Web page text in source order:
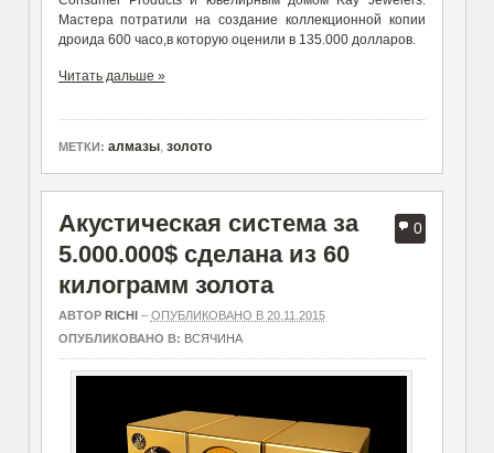
Мастера потратили на создание коллекционной копии
дроида 600 часо,в которую оценили в 135.000 долларов.
Читать дальше »
МЕТКИ: алмазы, золото
0
Акустическая система за
5.000.000$ сделана из 60
килограмм золота
АВТОР RICHI– ОПУБЛИКОВАНО В 20.11.2015
ОПУБЛИКОВАНО В: ВСЯЧИНА